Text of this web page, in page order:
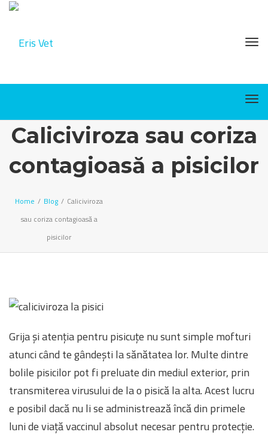
Caliciviroza sau coriza
contagioasă a pisicilor
Home / Blog / Caliciviroza
sau coriza contagioasă a
pisicilor
Grija și atenția pentru pisicuțe nu sunt simple mofturi
atunci când te gândești la sănătatea lor. Multe dintre
bolile pisicilor pot fi preluate din mediul exterior, prin
transmiterea virusului de la o pisică la alta. Acest lucru
e posibil dacă nu li se administrează încă din primele
luni de viață vaccinul absolut necesar pentru protecție.